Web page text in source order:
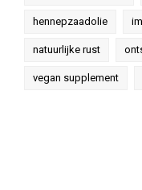
hennepzaadolie
natuurlijke rust
vegan supplement